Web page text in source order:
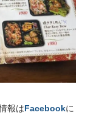
報はFacebookに